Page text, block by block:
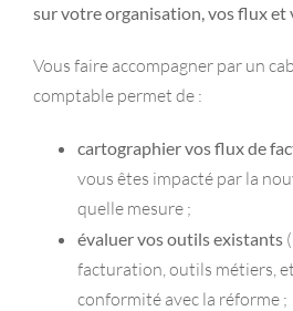
sur votre organisation, vos flux
Vous faire accompagner par un
comptable permet de :
cartographier vos flux de
vous êtes impacté par la
quelle mesure ;
évaluer vos outils existants
facturation, outils métiers,
conformité avec la réforme ;